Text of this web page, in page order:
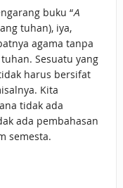
buku “A
tuhan), iya,
agama tanpa
Sesuatu yang
harus bersifat
Kita
tidak ada
ada pembahasan
semesta.